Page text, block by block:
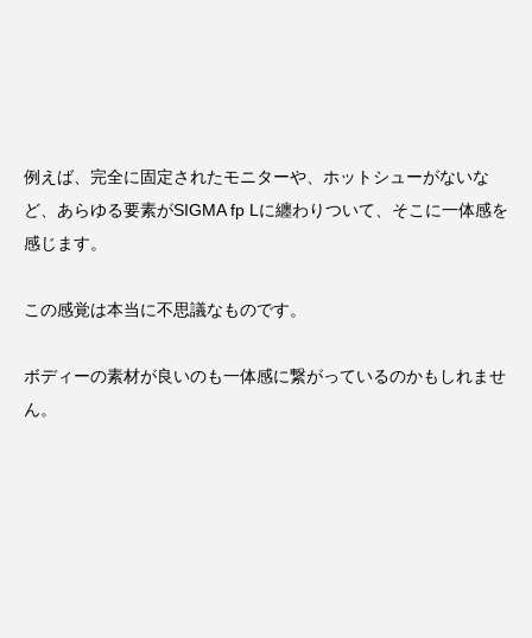
例えば、完全に固定されたモニターや、ホットシューがないな
ど、あらゆる要素がSIGMA fp Lに纏わりついて、そこに一体感を
感じます。
この感覚は本当に不思議なものです。
ボディーの素材が良いのも一体感に繋がっているのかもしれませ
ん。